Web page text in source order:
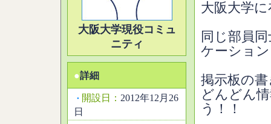
大阪大学現役コミュ
ニティ
●詳細
・ 開設日： 2012年12月26
日
大阪大学
同じ部員
ケーショ
掲示板の
どんどん
う！！